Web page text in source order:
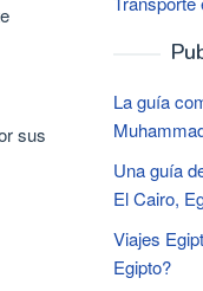
sus
La guía
Una guía
El Cairo,
Viajes
Egipto?